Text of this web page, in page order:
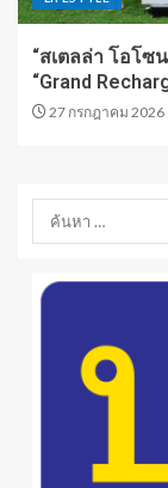
“สเตลล่า โอโซ
“Grand
27 กรกฎาคม 2026